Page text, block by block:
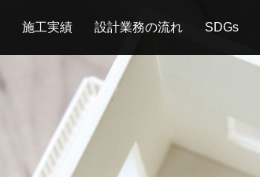
施工実績 設計業務の流れ SDGs